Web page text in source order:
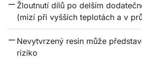
Žloutnutí dílů po delším
(mizí při vyšších teplotách a v
Nevytvrzený resin může
riziko